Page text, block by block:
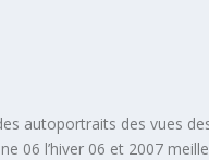
autoportraits des vues
06 l’hiver 06 et 2007